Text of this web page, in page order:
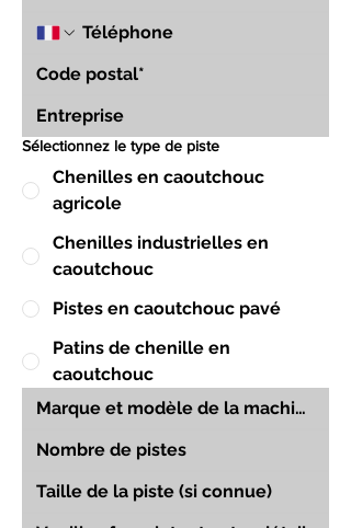
Sélectionnez le type de piste
Chenilles en caoutchouc
agricole
Chenilles industrielles en
caoutchouc
Pistes en caoutchouc pavé
Patins de chenille en
caoutchouc